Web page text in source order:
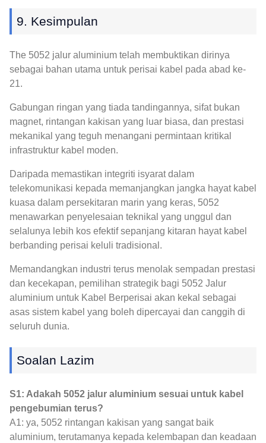
9. Kesimpulan
The 5052 jalur aluminium telah membuktikan dirinya
sebagai bahan utama untuk perisai kabel pada abad ke-
21.
Gabungan ringan yang tiada tandingannya, sifat bukan
magnet, rintangan kakisan yang luar biasa, dan prestasi
mekanikal yang teguh menangani permintaan kritikal
infrastruktur kabel moden.
Daripada memastikan integriti isyarat dalam
telekomunikasi kepada memanjangkan jangka hayat kabel
kuasa dalam persekitaran marin yang keras, 5052
menawarkan penyelesaian teknikal yang unggul dan
selalunya lebih kos efektif sepanjang kitaran hayat kabel
berbanding perisai keluli tradisional.
Memandangkan industri terus menolak sempadan prestasi
dan kecekapan, pemilihan strategik bagi 5052 Jalur
aluminium untuk Kabel Berperisai akan kekal sebagai
asas sistem kabel yang boleh dipercayai dan canggih di
seluruh dunia.
Soalan Lazim
S1: Adakah 5052 jalur aluminium sesuai untuk kabel
pengebumian terus?
A1: ya, 5052 rintangan kakisan yang sangat baik
aluminium, terutamanya kepada kelembapan dan keadaan